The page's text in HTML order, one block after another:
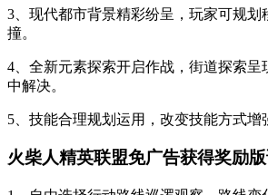
3、现代都市背景精彩纷呈，玩家可规划
撞。
4、全新元素探索开启作战，街道探索呈
中解决。
5、技能合理规划运用，改变技能方式增
火柴人精英联盟免广告获得奖励版